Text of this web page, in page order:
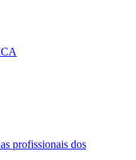
profissionais dos